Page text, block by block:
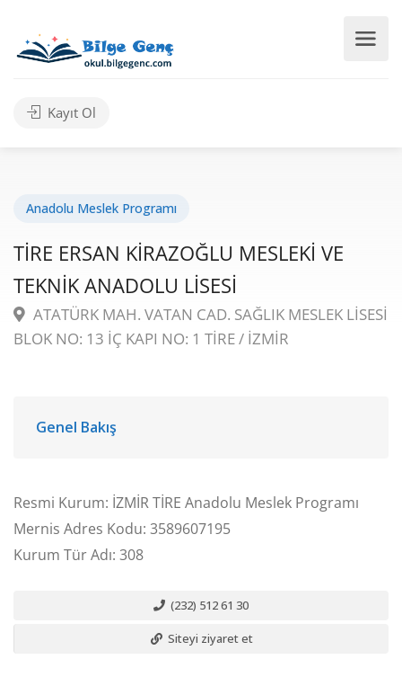
Kayıt Ol
Anadolu Meslek Programı
TİRE ERSAN KİRAZOĞLU MESLEKİ VE
TEKNİK ANADOLU LİSESİ
ATATÜRK MAH. VATAN CAD. SAĞLIK MESLEK LİSESİ
BLOK NO: 13 İÇ KAPI NO: 1 TİRE / İZMİR
Genel Bakış
Resmi Kurum: İZMİR TİRE Anadolu Meslek Programı
Mernis Adres Kodu: 3589607195
Kurum Tür Adı: 308
(232) 512 61 30
Siteyi ziyaret et